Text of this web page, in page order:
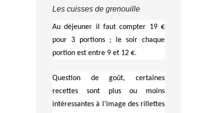
Les cuisses de grenouille
Au déjeuner il faut compter 19 €
pour 3 portions ; le soir chaque
portion est entre 9 et 12 €.
Question de goût, certaines
recettes sont plus ou moins
intéressantes à l’image des rillettes